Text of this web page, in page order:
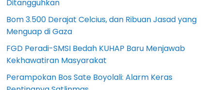
Ditangguhkan
Bom 3.500 Derajat Celcius, dan Ribuan Jasad yang
Menguap di Gaza
FGD Peradi-SMSI Bedah KUHAP Baru Menjawab
Kekhawatiran Masyarakat
Perampokan Bos Sate Boyolali: Alarm Keras